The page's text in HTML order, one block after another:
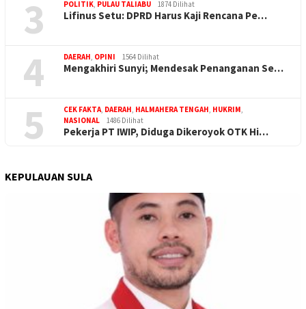
3 POLITIK, PULAU TALIABU 1874 Dilihat
Lifinus Setu: DPRD Harus Kaji Rencana Pe…
4 DAERAH, OPINI 1564 Dilihat
Mengakhiri Sunyi; Mendesak Penanganan Se…
5 CEK FAKTA, DAERAH, HALMAHERA TENGAH, HUKRIM,
NASIONAL
1486 Dilihat
Pekerja PT IWIP, Diduga Dikeroyok OTK Hi…
KEPULAUAN SULA